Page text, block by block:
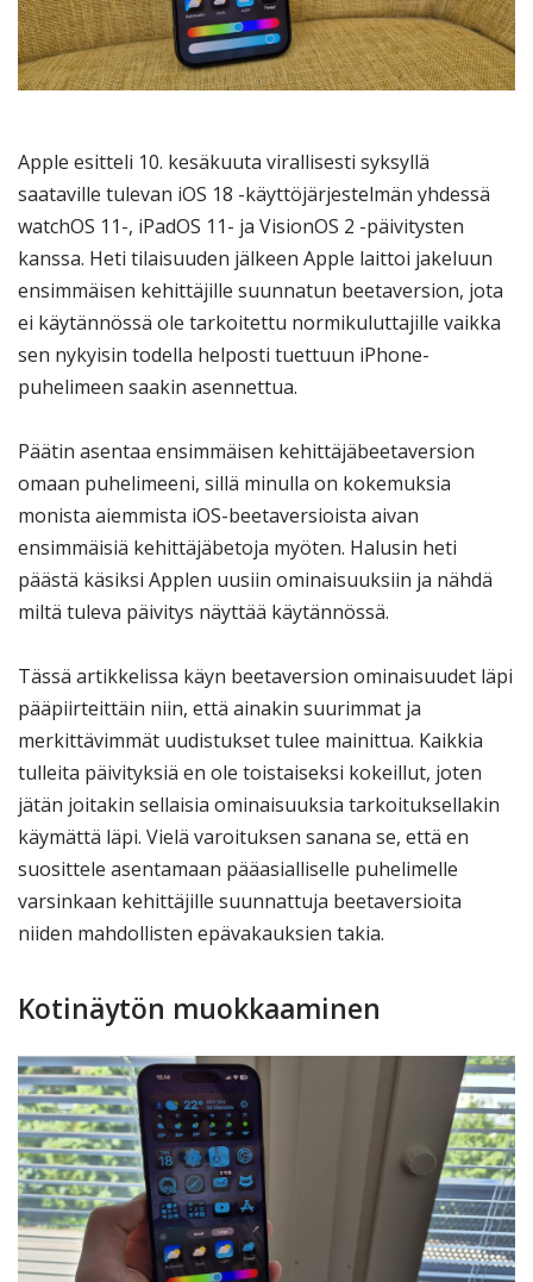
Apple esitteli 10. kesäkuuta virallisesti syksyllä
saataville tulevan iOS 18 -käyttöjärjestelmän yhdessä
watchOS 11-, iPadOS 11- ja VisionOS 2 -päivitysten
kanssa. Heti tilaisuuden jälkeen Apple laittoi jakeluun
ensimmäisen kehittäjille suunnatun beetaversion, jota
ei käytännössä ole tarkoitettu normikuluttajille vaikka
sen nykyisin todella helposti tuettuun iPhone-
puhelimeen saakin asennettua.
Päätin asentaa ensimmäisen kehittäjäbeetaversion
omaan puhelimeeni, sillä minulla on kokemuksia
monista aiemmista iOS-beetaversioista aivan
ensimmäisiä kehittäjäbetoja myöten. Halusin heti
päästä käsiksi Applen uusiin ominaisuuksiin ja nähdä
miltä tuleva päivitys näyttää käytännössä.
Tässä artikkelissa käyn beetaversion ominaisuudet läpi
pääpiirteittäin niin, että ainakin suurimmat ja
merkittävimmät uudistukset tulee mainittua. Kaikkia
tulleita päivityksiä en ole toistaiseksi kokeillut, joten
jätän joitakin sellaisia ominaisuuksia tarkoituksellakin
käymättä läpi. Vielä varoituksen sanana se, että en
suosittele asentamaan pääasialliselle puhelimelle
varsinkaan kehittäjille suunnattuja beetaversioita
niiden mahdollisten epävakauksien takia.
Kotinäytön muokkaaminen